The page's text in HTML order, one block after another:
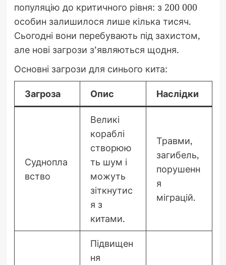
популяцію до критичного рівня: з 200 000
особин залишилося лише кілька тисяч.
Сьогодні вони перебувають під захистом,
але нові загрози з’являються щодня.
Основні загрози для синього кита:
Загроза Опис Наслідки
Суднопла
вство
Великі
кораблі
створюю
ть шум і
можуть
зіткнутис
я з
китами.
Травми,
загибель,
порушенн
я
міграцій.
Підвищен
ня